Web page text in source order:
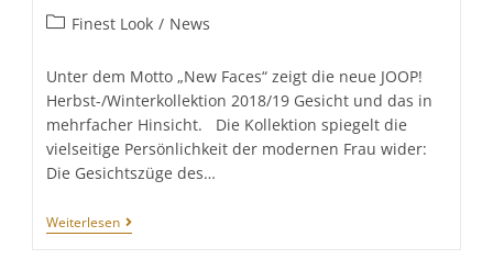
Beitrags-
Finest Look / News
Unter dem Motto „New Faces“ zeigt die neue JOOP!
Herbst-/Winterkollektion 2018/19 Gesicht und das in
mehrfacher Hinsicht. Die Kollektion spiegelt die
vielseitige Persönlichkeit der modernen Frau wider:
Die Gesichtszüge des…
WeiterlesenJoop!
„NEW